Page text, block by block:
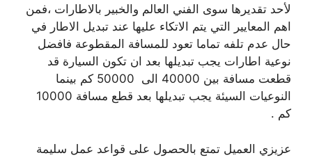
لأحد تقديرها سوى الفني العالم والخبير بالاطارات ،فمن
اهم المعايير التي يتم الاتكاء عليها عند تبديل الاطار في
حال عدم تلفه تماما تعود للمسافة المقطوعة فافضل
نوعية اطارات يجب تبديلها بعد ان تكون السيارة قد
قطعت مسافة بين 40000 الى 50000 كم بينما
النوعيات السيئة يجب تبديلها بعد قطع مسافة 10000
كم .
عزيزي العميل تمتع بالحصول على قواعد عمل سليمة